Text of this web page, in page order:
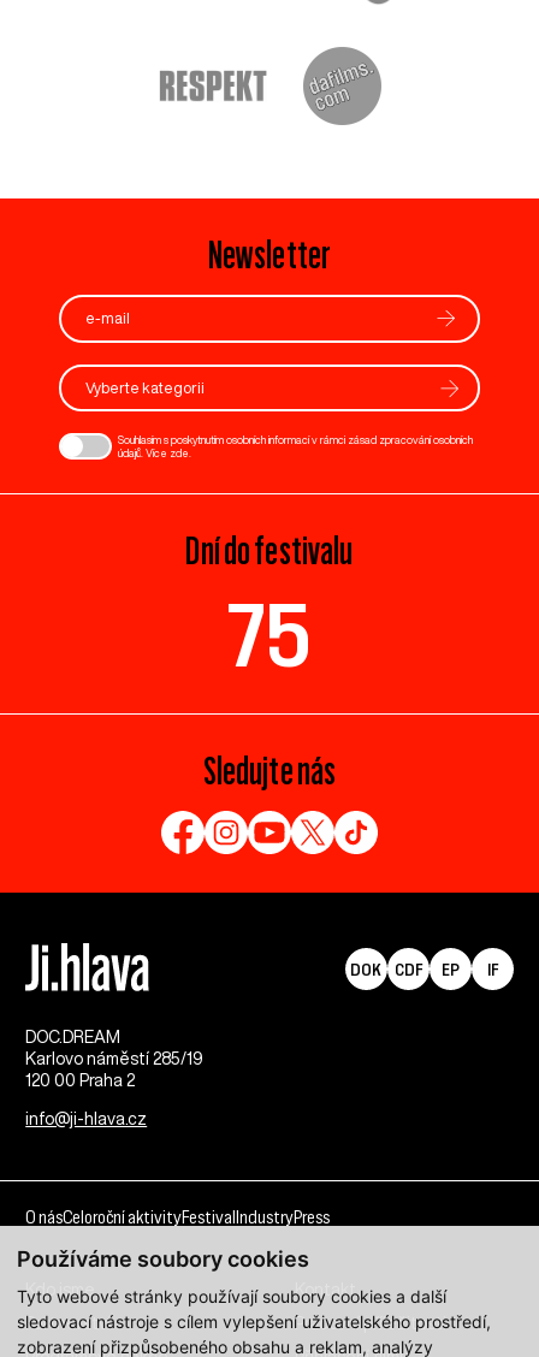
Používáme soubory cookies
Tyto webové stránky používají soubory cookies a další
sledovací nástroje s cílem vylepšení uživatelského prostředí,
zobrazení přizpůsobeného obsahu a reklam, analýzy
Newsletter
Vyberte kategorii
Souhlasím s poskytnutím osobních informací v rámci zásad zpracování osobních
údajů. Více zde
Dní do festivalu
75
Sledujte nás
DOC.DREAM​
Karlovo náměstí 285/19
120 00 Praha 2
info@ji-hlava.cz
DOK CDF EP IF
O násCeloroční aktivityFestival IndustryPress
Kdo jsme
Kontakt
Partnerství
Pracovní příležitosti